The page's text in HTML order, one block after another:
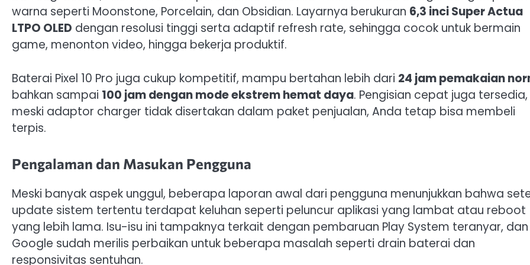
warna seperti Moonstone, Porcelain, dan Obsidian. Layarnya berukuran 6,3 inci Super Actua
LTPO OLED dengan resolusi tinggi serta adaptif refresh rate, sehingga cocok untuk bermain
game, menonton video, hingga bekerja produktif.
Baterai Pixel 10 Pro juga cukup kompetitif, mampu bertahan lebih dari 24 jam pemakaian
bahkan sampai 100 jam dengan mode ekstrem hemat daya. Pengisian cepat juga tersedia,
meski adaptor charger tidak disertakan dalam paket penjualan, Anda tetap bisa membeli
terpis.
Pengalaman dan Masukan Pengguna
Meski banyak aspek unggul, beberapa laporan awal dari pengguna menunjukkan bahwa
update sistem tertentu terdapat keluhan seperti peluncur aplikasi yang lambat atau reboot
yang lebih lama. Isu-isu ini tampaknya terkait dengan pembaruan Play System teranyar, dan
Google sudah merilis perbaikan untuk beberapa masalah seperti drain baterai dan
responsivitas sentuhan.